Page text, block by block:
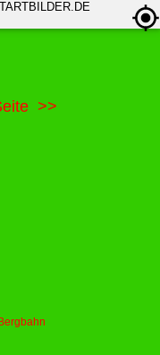
>>